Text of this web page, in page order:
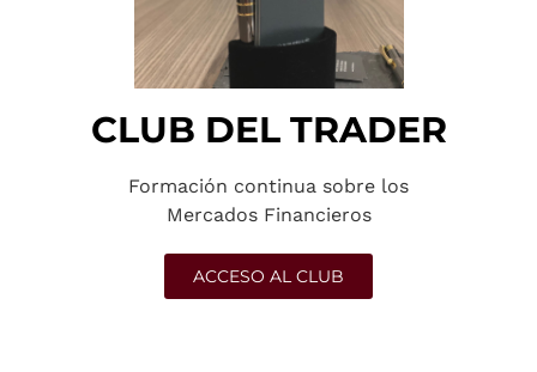
CLUB DEL TRADER
Formación continua sobre los
Mercados Financieros
ACCESO AL CLUB